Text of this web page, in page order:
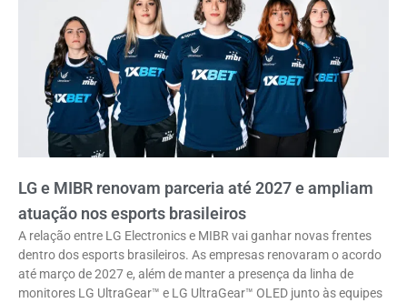
LG e MIBR renovam parceria até 2027 e ampliam
atuação nos esports brasileiros
A relação entre LG Electronics e MIBR vai ganhar novas frentes
dentro dos esports brasileiros. As empresas renovaram o acordo
até março de 2027 e, além de manter a presença da linha de
monitores LG UltraGear™ e LG UltraGear™ OLED junto às equipes